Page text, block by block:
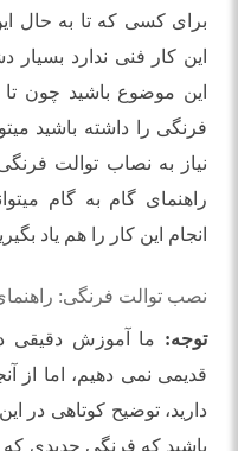
برای کسی که تا به حال
این کار فنی ندارد بسیار
این موضوع باشید چون
فرنگی را داشته باشید
نیاز به نصاب توالت
راهنمای گام به گام
انجام این کار را هم یاد
نصب توالت فرنگی:
توجه: ما آموزش دقیقی
قدیمی نمی دهیم، اما از
دارید، توضیح کوتاهی در
باشید که فرنگی جدیدی که